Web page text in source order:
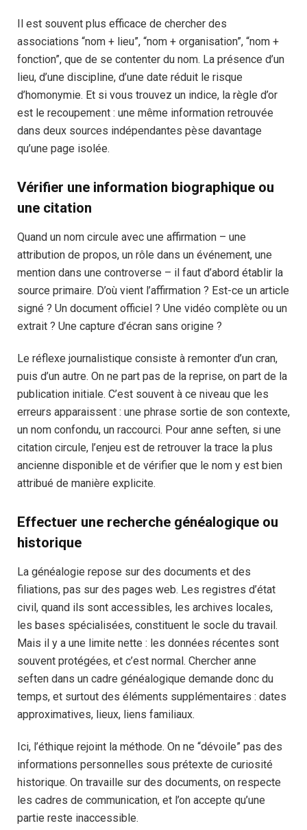
Il est souvent plus efficace de chercher des
associations “nom + lieu”, “nom + organisation”, “nom +
fonction”, que de se contenter du nom. La présence d’un
lieu, d’une discipline, d’une date réduit le risque
d’homonymie. Et si vous trouvez un indice, la règle d’or
est le recoupement : une même information retrouvée
dans deux sources indépendantes pèse davantage
qu’une page isolée.
Vérifier une information biographique ou
une citation
Quand un nom circule avec une affirmation – une
attribution de propos, un rôle dans un événement, une
mention dans une controverse – il faut d’abord établir la
source primaire. D’où vient l’affirmation ? Est-ce un article
signé ? Un document officiel ? Une vidéo complète ou un
extrait ? Une capture d’écran sans origine ?
Le réflexe journalistique consiste à remonter d’un cran,
puis d’un autre. On ne part pas de la reprise, on part de la
publication initiale. C’est souvent à ce niveau que les
erreurs apparaissent : une phrase sortie de son contexte,
un nom confondu, un raccourci. Pour anne seften, si une
citation circule, l’enjeu est de retrouver la trace la plus
ancienne disponible et de vérifier que le nom y est bien
attribué de manière explicite.
Effectuer une recherche généalogique ou
historique
La généalogie repose sur des documents et des
filiations, pas sur des pages web. Les registres d’état
civil, quand ils sont accessibles, les archives locales,
les bases spécialisées, constituent le socle du travail.
Mais il y a une limite nette : les données récentes sont
souvent protégées, et c’est normal. Chercher anne
seften dans un cadre généalogique demande donc du
temps, et surtout des éléments supplémentaires : dates
approximatives, lieux, liens familiaux.
Ici, l’éthique rejoint la méthode. On ne “dévoile” pas des
informations personnelles sous prétexte de curiosité
historique. On travaille sur des documents, on respecte
les cadres de communication, et l’on accepte qu’une
partie reste inaccessible.